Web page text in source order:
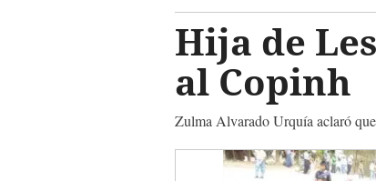
Hija de
al Copinh
Zulma Alvarado Urquía aclaró